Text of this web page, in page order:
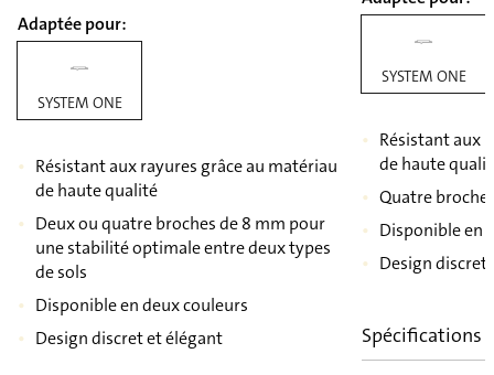
Adaptée pour:
SYSTEM ONE
Résistant aux rayures grâce au matériau
de haute qualité
Deux ou quatre broches de 8 mm pour
une stabilité optimale entre deux types
de sols
Disponible en deux couleurs
Design discret et élégant
SYSTEM ONE
Résistant aux
de haute
Quatre
Disponible en
Design discret
Spécifications